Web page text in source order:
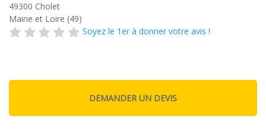
49300 Cholet
Maine et Loire (49)
Soyez le 1er à donner votre avis !